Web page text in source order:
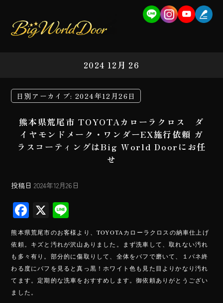
2024 12月 26
日別アーカイブ: 2024年12月26日
熊本県荒尾市 TOYOTAカローラクロス ダ
イヤモンドメーク・ワンダーEX施行依頼 ガ
ラスコーティングはBig World Doorにお任
せ
投稿日 2024年12月26日
F
ac
e
b
o
ok
X
ne
熊本県荒尾市のお客様より、TOYOTAカローラクロスの納車仕上げ
依頼。キズと汚れが沢山ありました。まず洗車して、取れない汚れ
も多々有り。部分的に傷取りして、全体をバフで磨いて、１パネ終
わる度にバフを見ると真っ黒！ホワイト色も見た目よりかなり汚れ
てます。定期的な洗車をおすすめします。御依頼ありがとうござい
ました。